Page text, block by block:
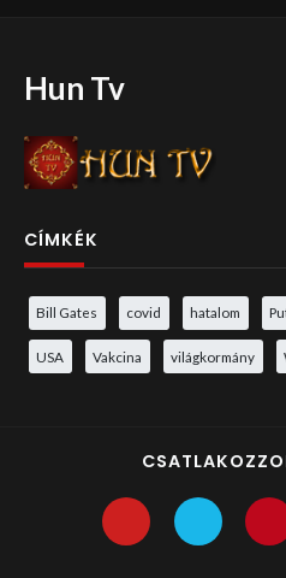
Hun Tv
CÍMKÉK
Bill Gates covid hatalom
USA Vakcina világkormány